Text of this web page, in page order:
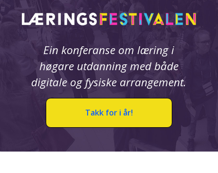
Ein konferanse om læring i
høgare utdanning med både
digitale og fysiske arrangement.
Takk for i år!